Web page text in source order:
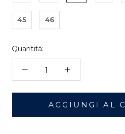
45 46
Quantità:
AGGIUNGI AL